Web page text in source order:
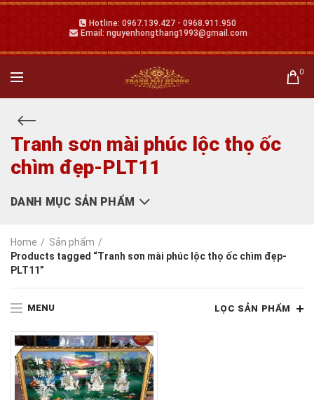
Hotline: 0967.139.427 - 0968.911.950
Email: nguyenhongthang1993@gmail.com
0
Tranh sơn mài phúc lộc thọ ốc
chìm đẹp-PLT11
DANH MỤC SẢN PHẨM
Home
Sản phẩm
Products tagged “Tranh sơn mài phúc lộc thọ ốc chìm đẹp-
PLT11”
MENU LỌC SẢN PHẨM